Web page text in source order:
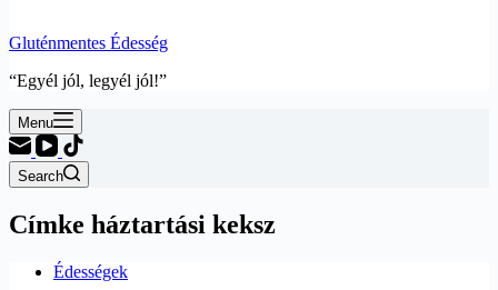
Gluténmentes Édesség
“Egyél jól, legyél jól!”
Menu
Search
Címke háztartási keksz
Édességek